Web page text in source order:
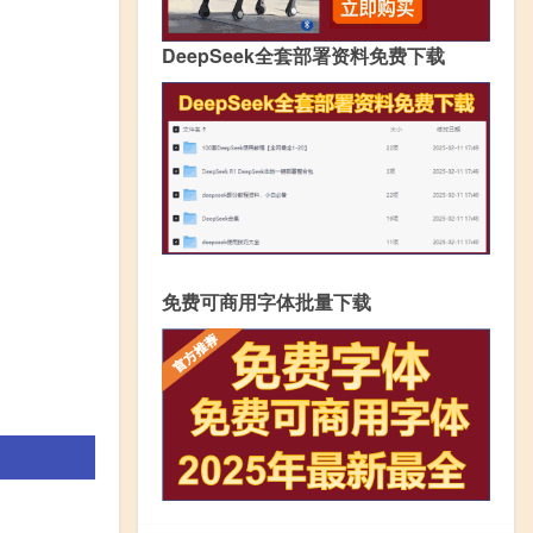
DeepSeek全套部署资料免费下载
免费可商用字体批量下载